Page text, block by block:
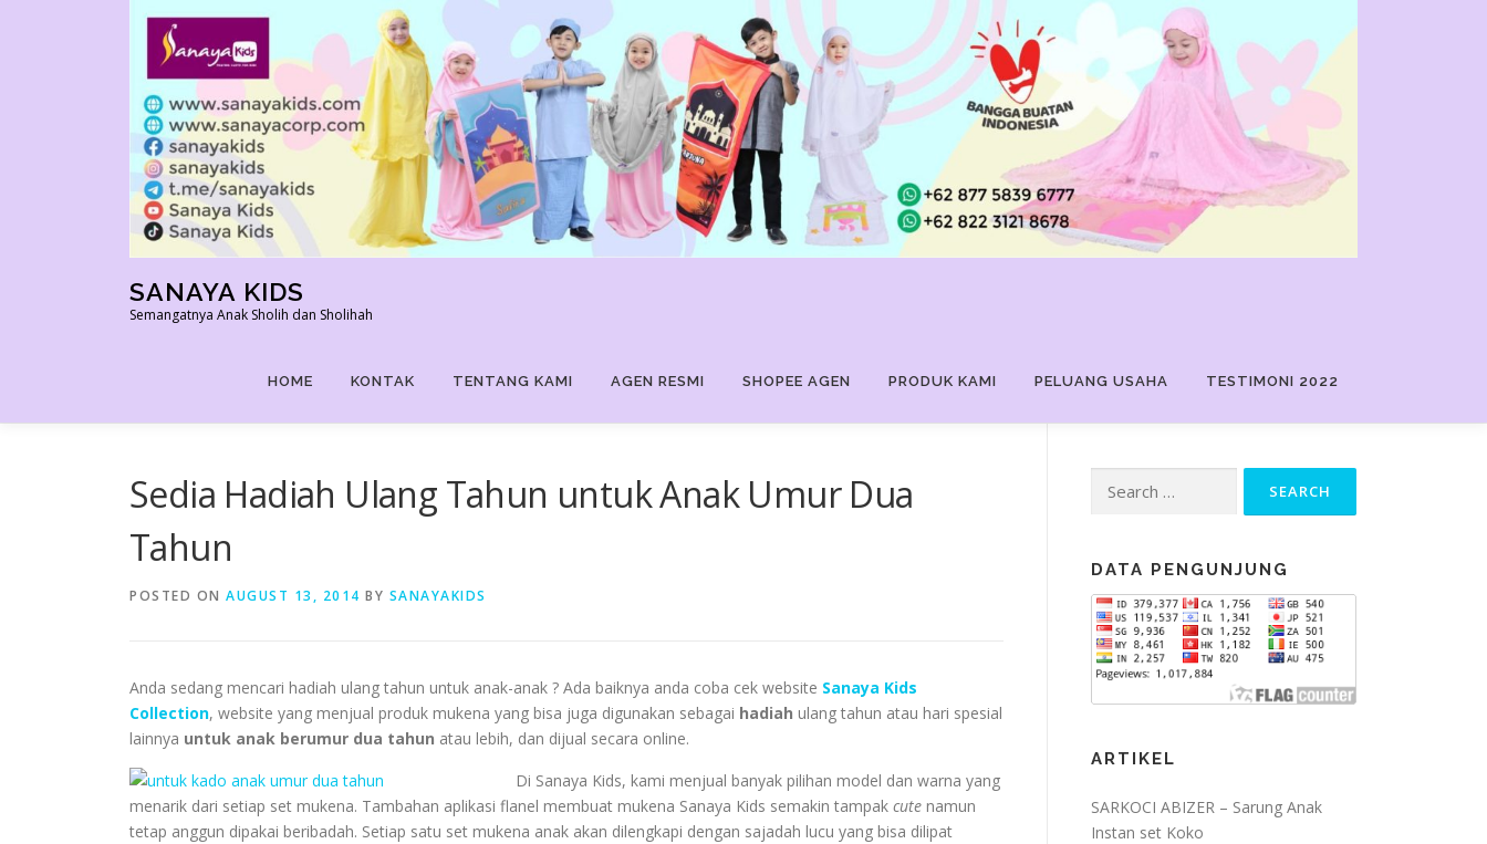
SANAYA KIDS
Semangatnya Anak Sholih dan Sholihah
HOME KONTAK TENTANG KAMI AGEN RESMI SHOPEE AGEN PRODUK KAMI PELUANG USAHA TESTIMONI 2022
Sedia Hadiah Ulang Tahun untuk Anak Umur Dua
Tahun
POSTED ON AUGUST 13, 2014 BY SANAYAKIDS
Anda sedang mencari hadiah ulang tahun untuk anak-anak ? Ada baiknya anda coba cek website Sanaya Kids
Collection, website yang menjual produk mukena yang bisa juga digunakan sebagai hadiah ulang tahun atau hari spesial
lainnya untuk anak berumur dua tahun atau lebih, dan dijual secara online.
Di Sanaya Kids, kami menjual banyak pilihan model dan warna yang
menarik dari setiap set mukena. Tambahan aplikasi flanel membuat mukena Sanaya Kids semakin tampak cute namun
tetap anggun dipakai beribadah. Setiap satu set mukena anak akan dilengkapi dengan sajadah lucu yang bisa dilipat
DATA PENGUNJUNG
ARTIKEL
SARKOCI ABIZER – Sarung Anak
Instan set Koko